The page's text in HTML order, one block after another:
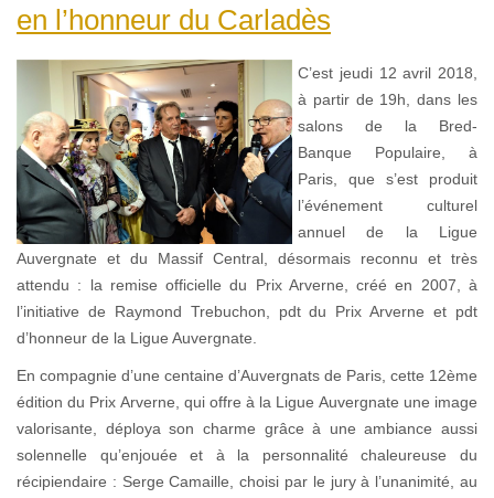
en l’honneur du Carladès
C’est jeudi 12 avril 2018,
à partir de 19h, dans les
salons de la Bred-
Banque Populaire, à
Paris, que s’est produit
l’événement culturel
annuel de la Ligue
Auvergnate et du Massif Central, désormais reconnu et très
attendu : la remise officielle du Prix Arverne, créé en 2007, à
l’initiative de Raymond Trebuchon, pdt du Prix Arverne et pdt
d’honneur de la Ligue Auvergnate.
En compagnie d’une centaine d’Auvergnats de Paris, cette 12ème
édition du Prix Arverne, qui offre à la Ligue Auvergnate une image
valorisante, déploya son charme grâce à une ambiance aussi
solennelle qu’enjouée et à la personnalité chaleureuse du
récipiendaire : Serge Camaille, choisi par le jury à l’unanimité, au